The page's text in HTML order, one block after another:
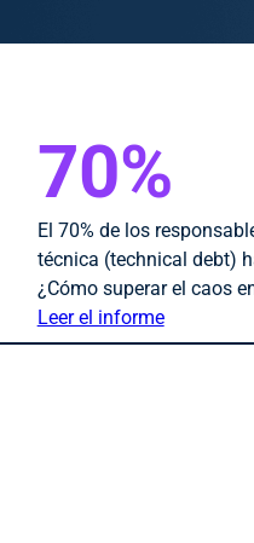
70%
El 70% de los
técnica (technical debt)
¿Cómo superar el caos
Leer el informe